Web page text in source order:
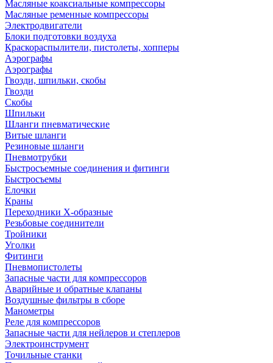
Масляные коаксиальные компрессоры
Масляные ременные компрессоры
Электродвигатели
Блоки подготовки воздуха
Краскораспылители, пистолеты, хопперы
Аэрографы
Аэрографы
Гвозди, шпильки, скобы
Гвозди
Скобы
Шпильки
Шланги пневматические
Витые шланги
Резиновые шланги
Пневмотрубки
Быстросъемные соединения и фитинги
Быстросъемы
Елочки
Краны
Переходники Х-образные
Резьбовые соединители
Тройники
Уголки
Фитинги
Пневмопистолеты
Запасные части для компрессоров
Аварийные и обратные клапаны
Воздушные фильтры в сборе
Манометры
Реле для компрессоров
Запасные части для нейлеров и степлеров
Электроинструмент
Точильные станки